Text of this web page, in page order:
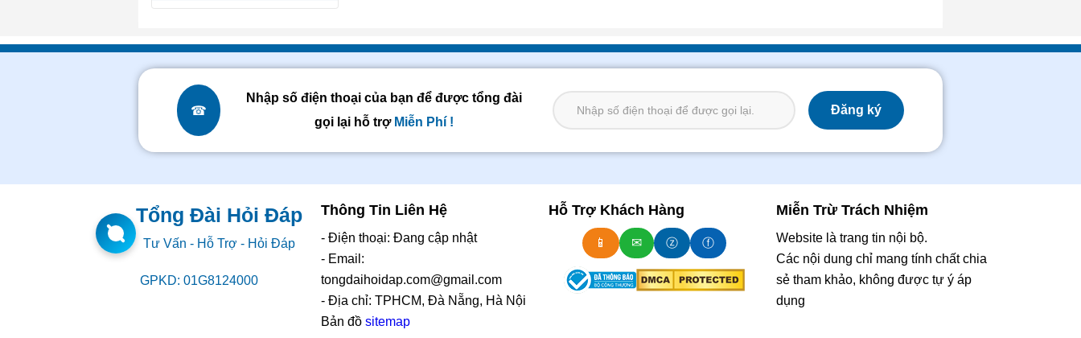
☎
Nhập số điện thoại của bạn để được tổng đài
gọi lại hỗ trợ Miễn Phí !
Tổng Đài Hỏi Đáp
Tư Vấn - Hỗ Trợ - Hỏi Đáp
GPKD: 01G8124000
Thông Tin Liên Hệ
- Điện thoại: Đang cập nhật
- Email:
tongdaihoidap.com@gmail.com
- Địa chỉ: TPHCM, Đà Nẵng, Hà Nội
Bản đồ sitemap
Hỗ Trợ Khách Hàng
📱 ✉ ⓩ ⓕ
Miễn Trừ Trách Nhiệm
Website là trang tin nội bộ.
Các nội dung chỉ mang tính chất chia
sẻ tham khảo, không được tự ý áp
dụng